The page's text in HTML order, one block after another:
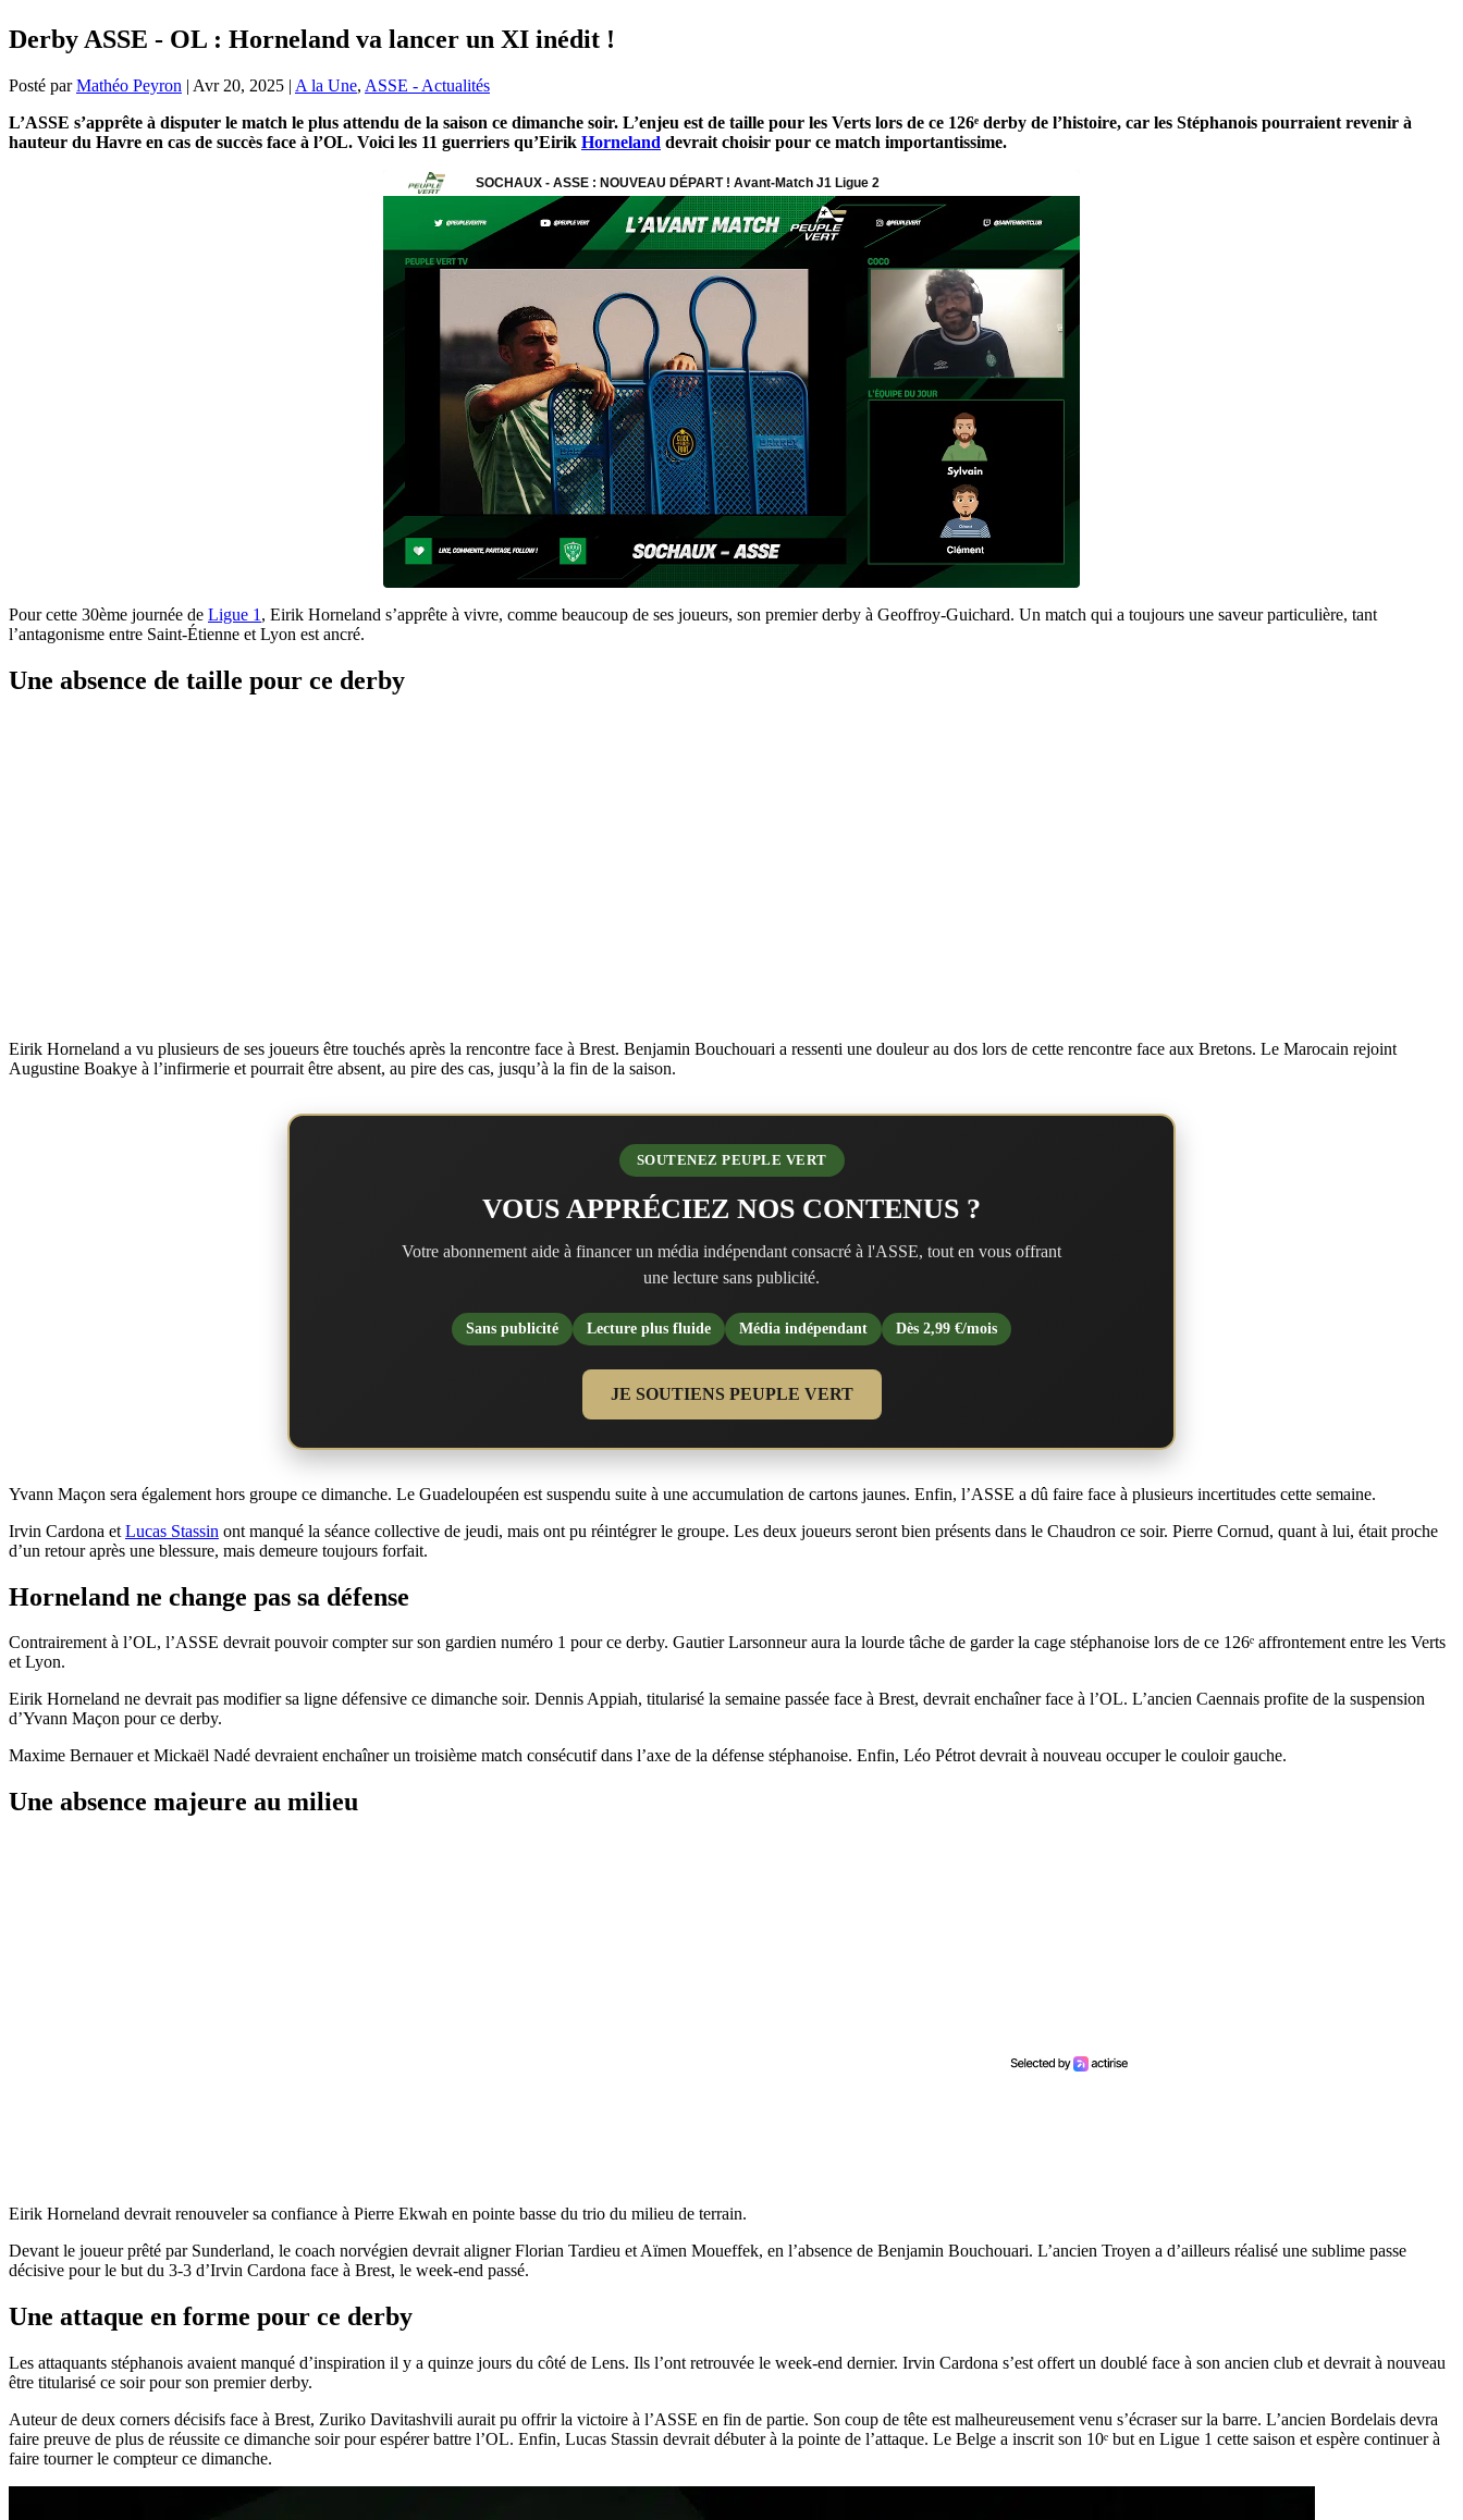
Derby ASSE - OL : Horneland va lancer un XI inédit !
Posté parMathéo Peyron | Avr 20, 2025 | A la Une, ASSE - Actualités
L’ASSE s’apprête à disputer le match le plus attendu de la saison ce dimanche soir. L’enjeu est de taille pour les Verts lors de ce 126ᵉ derby de l’histoire, car les Stéphanois pourraient revenir à
hauteur du Havre en cas de succès face à l’OL. Voici les 11 guerriers qu’Eirik Horneland devrait choisir pour ce match importantissime.
Pour cette 30ème journée de Ligue 1 , Eirik Horneland s’apprête à vivre, comme beaucoup de ses joueurs, son premier derby à Geoffroy-Guichard. Un match qui a toujours une saveur particulière, tant
l’antagonisme entre Saint-Étienne et Lyon est ancré.
Une absence de taille pour ce derby
Eirik Horneland a vu plusieurs de ses joueurs être touchés après la rencontre face à Brest. Benjamin Bouchouari a ressenti une douleur au dos lors de cette rencontre face aux Bretons. Le Marocain rejoint
Augustine Boakye à l’infirmerie et pourrait être absent, au pire des cas, jusqu’à la fin de la saison.
SOUTENEZ PEUPLE VERT
VOUS APPRÉCIEZ NOS CONTENUS ?
Votre abonnement aide à financer un média indépendant consacré à l'ASSE, tout en vous offrant
une lecture sans publicité.
Sans publicité Lecture plus fluide Média indépendant Dès 2,99 €/mois
JE SOUTIENS PEUPLE VERT
Yvann Maçon sera également hors groupe ce dimanche. Le Guadeloupéen est suspendu suite à une accumulation de cartons jaunes. Enfin, l’ASSE a dû faire face à plusieurs incertitudes cette semaine.
Irvin Cardona et Lucas Stassin ont manqué la séance collective de jeudi, mais ont pu réintégrer le groupe. Les deux joueurs seront bien présents dans le Chaudron ce soir. Pierre Cornud, quant à lui, était proche
d’un retour après une blessure, mais demeure toujours forfait.
Horneland ne change pas sa défense
Contrairement à l’OL, l’ASSE devrait pouvoir compter sur son gardien numéro 1 pour ce derby. Gautier Larsonneur aura la lourde tâche de garder la cage stéphanoise lors de ce 126ᵉ affrontement entre les Verts
et Lyon.
Eirik Horneland ne devrait pas modifier sa ligne défensive ce dimanche soir. Dennis Appiah, titularisé la semaine passée face à Brest, devrait enchaîner face à l’OL. L’ancien Caennais profite de la suspension
d’Yvann Maçon pour ce derby.
Maxime Bernauer et Mickaël Nadé devraient enchaîner un troisième match consécutif dans l’axe de la défense stéphanoise. Enfin, Léo Pétrot devrait à nouveau occuper le couloir gauche.
Une absence majeure au milieu
Eirik Horneland devrait renouveler sa confiance à Pierre Ekwah en pointe basse du trio du milieu de terrain.
Devant le joueur prêté par Sunderland, le coach norvégien devrait aligner Florian Tardieu et Aïmen Moueffek, en l’absence de Benjamin Bouchouari. L’ancien Troyen a d’ailleurs réalisé une sublime passe
décisive pour le but du 3-3 d’Irvin Cardona face à Brest, le week-end passé.
Une attaque en forme pour ce derby
Les attaquants stéphanois avaient manqué d’inspiration il y a quinze jours du côté de Lens. Ils l’ont retrouvée le week-end dernier. Irvin Cardona s’est offert un doublé face à son ancien club et devrait à nouveau
être titularisé ce soir pour son premier derby.
Auteur de deux corners décisifs face à Brest, Zuriko Davitashvili aurait pu offrir la victoire à l’ASSE en fin de partie. Son coup de tête est malheureusement venu s’écraser sur la barre. L’ancien Bordelais devra
faire preuve de plus de réussite ce dimanche soir pour espérer battre l’OL. Enfin, Lucas Stassin devrait débuter à la pointe de l’attaque. Le Belge a inscrit son 10ᵉ but en Ligue 1 cette saison et espère continuer à
faire tourner le compteur ce dimanche.